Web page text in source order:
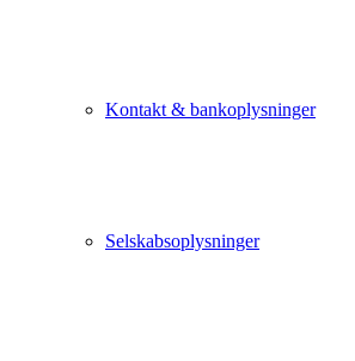
Kontakt & bankoplysninger
Selskabsoplysninger